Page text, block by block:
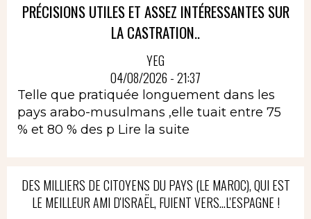
PRÉCISIONS UTILES ET ASSEZ INTÉRESSANTES SUR
LA CASTRATION..
YEG
04/08/2026 - 21:37
Telle que pratiquée longuement dans les
pays arabo-musulmans ,elle tuait entre 75
% et 80 % des p Lire la suite
DES MILLIERS DE CITOYENS DU PAYS (LE MAROC), QUI EST
LE MEILLEUR AMI D'ISRAËL, FUIENT VERS...L'ESPAGNE !